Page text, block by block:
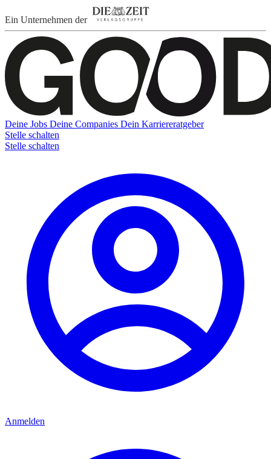
Ein Unternehmen der
Deine Jobs Deine Companies Dein Karriereratgeber
Stelle schalten
Stelle schalten
Anmelden